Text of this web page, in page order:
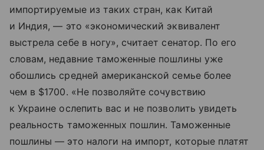
импортируемые из таких стран, как Китай
и Индия, — это «экономический эквивалент
выстрела себе в ногу», считает сенатор. По его
словам, недавние таможенные пошлины уже
обошлись средней американской семье более
чем в $1700. «Не позволяйте сочувствию
к Украине ослепить вас и не позволить увидеть
реальность таможенных пошлин. Таможенные
пошлины — это налоги на импорт, которые платят